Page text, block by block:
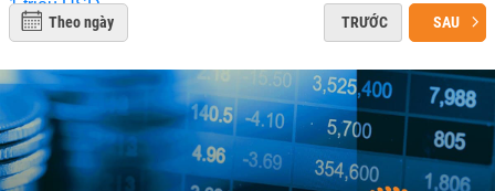
Theo ngày TRƯỚC SAU